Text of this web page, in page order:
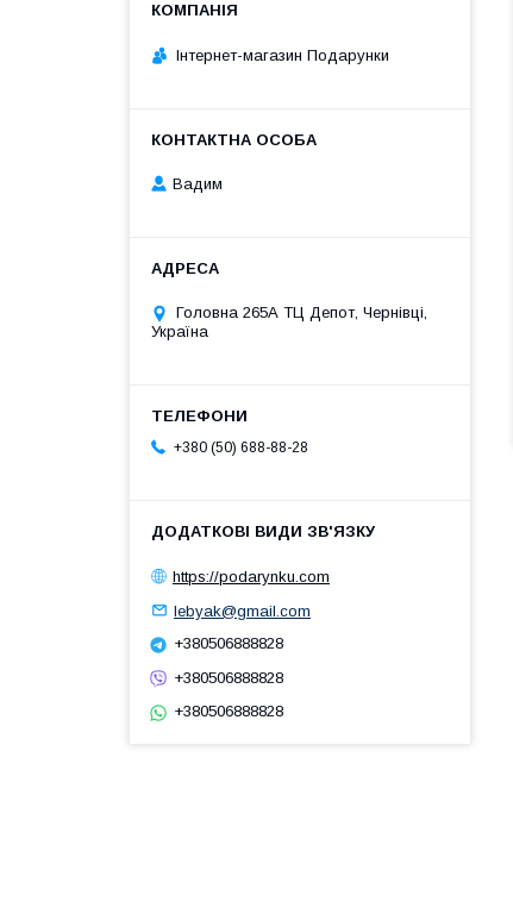
Інтернет-магазин Подарунки
Вадим
Головна 265А ТЦ Депот, Чернівці,
Україна
+380 (50) 688-88-28
https://podarynku.com
lebyak@gmail.com
+380506888828
+380506888828
+380506888828